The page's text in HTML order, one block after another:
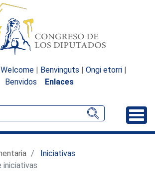
Welcome | Benvinguts | Ongi etorri |
Benvidos
Enlaces
Iniciativas
iniciativas